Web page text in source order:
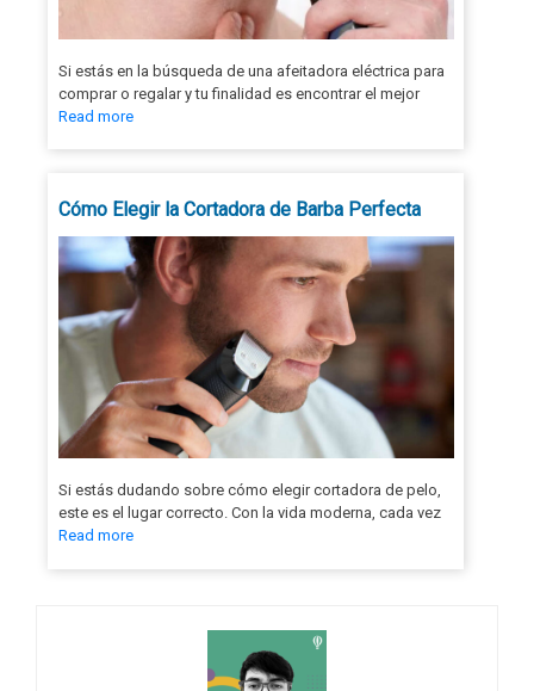
Si estás en la búsqueda de una afeitadora eléctrica para
comprar o regalar y tu finalidad es encontrar el mejor
Read more
Cómo Elegir la Cortadora de Barba Perfecta
Si estás dudando sobre cómo elegir cortadora de pelo,
este es el lugar correcto. Con la vida moderna, cada vez
Read more